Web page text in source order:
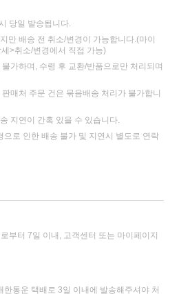
당일 발송됩니다.
만 배송 전 취소/변경이 가능합니다.(마이
>취소/변경에서 직접 가능)
가하며, 수령 후 교환/반품으로만 처리되며
매처 주문 건은 묶음배송 처리가 불가합니
지연이 간혹 있을 수 있습니다.
으로 인한 배송 불가 및 지연시 별도로 연락
부터 7일 이내, 고객센터 또는 마이페이지
한통운 택배로 3일 이내에 발송해주셔야 처